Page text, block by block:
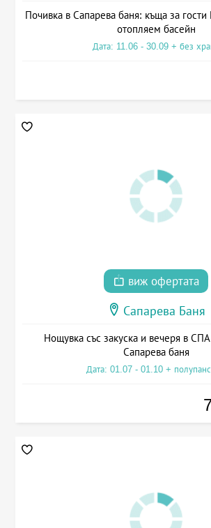
Почивка в Сапарева баня: къща за
отопляем басейн
Дата: 11.06 - 30.09 + без
виж офертата
Сапарева Баня
Нощувка със закуска и вечеря в
Сапарева баня
Дата: 01.07 - 01.10 +